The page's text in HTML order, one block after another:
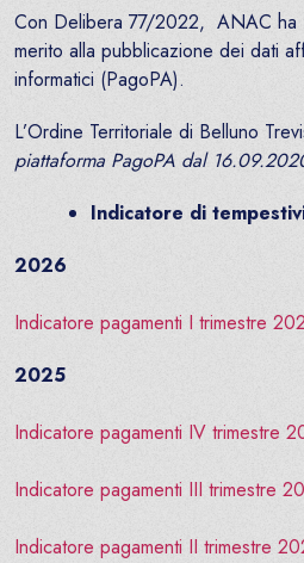
Con Delibera 77/2022, ANAC ha
merito alla pubblicazione dei dati
informatici (PagoPA).
L’Ordine Territoriale di Belluno
piattaforma PagoPA dal
Indicatore di
2026
Indicatore pagamenti I trimestre
2025
Indicatore pagamenti IV trimestre
Indicatore pagamenti III trimestre
Indicatore pagamenti II trimestre